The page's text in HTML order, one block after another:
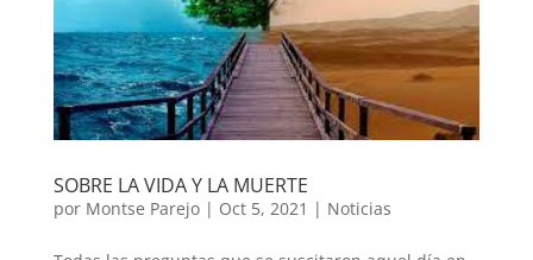
SOBRE LA VIDA Y LA MUERTE
por Montse Parejo| Oct 5, 2021 | Noticias